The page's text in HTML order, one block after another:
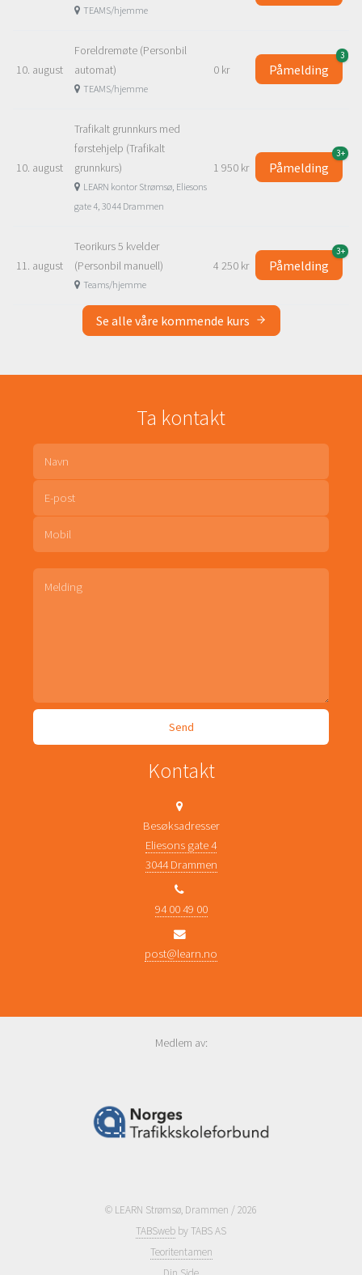
TEAMS/hjemme
10. august
Foreldremøte (Personbil
automat)
TEAMS/hjemme
0 kr Påmelding
3
10. august
Trafikalt grunnkurs med
førstehjelp (Trafikalt
grunnkurs)
LEARN kontor Strømsø, Eliesons
gate 4, 3044 Drammen
1 950 kr Påmelding
3+
11. august
Teorikurs 5 kvelder
(Personbil manuell)
Teams/hjemme
4 250 kr Påmelding
3+
Se alle våre kommende kurs
Ta kontakt
Kontakt
Besøksadresser
Eliesons gate 4
3044 Drammen
94 00 49 00
post@learn.no
Medlem av:
© LEARN Strømsø, Drammen / 2026
TABSweb by TABS AS
Teoritentamen